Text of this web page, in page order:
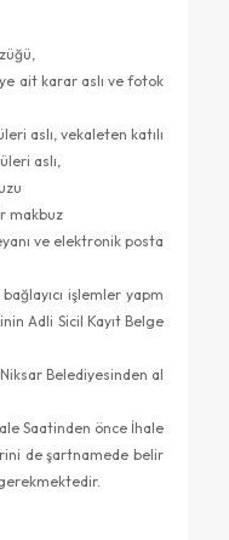
ait karar aslı ve fotok
aslı, vekaleten katılı
aslı,
makbuz
ve elektronik posta
işlemler yapm
Adli Sicil Kayıt Belge
Belediyesinden al
Saatinden önce İhale
de şartnamede belir